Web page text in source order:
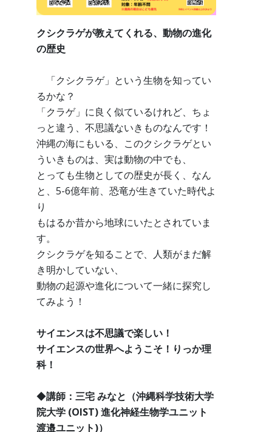
クシクラゲが教えてくれる、動物の進化
の歴史
「クシクラゲ」という生物を知ってい
るかな？
「クラゲ」に良く似ているけれど、ちょ
っと違う、不思議ないきものなんです！
沖縄の海にもいる、このクシクラゲとい
ういきものは、実は動物の中でも、
とっても生物としての歴史が長く、なん
と、5-6億年前、恐竜が生きていた時代よ
り
もはるか昔から地球にいたとされていま
す。
クシクラゲを知ることで、人類がまだ解
き明かしていない、
動物の起源や進化について一緒に探究し
てみよう！
サイエンスは不思議で楽しい！
サイエンスの世界へようこそ！りっか理
科！
◆講師：三宅 みなと（沖縄科学技術大学
院大学 (OIST) 進化神経生物学ユニット
渡邉ユニット)）